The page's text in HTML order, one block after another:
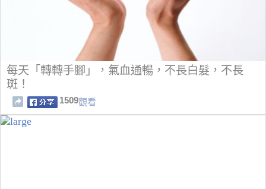
每天「轉轉手腳」，氣血通暢，不長白髮，不長
斑！
1509觀看